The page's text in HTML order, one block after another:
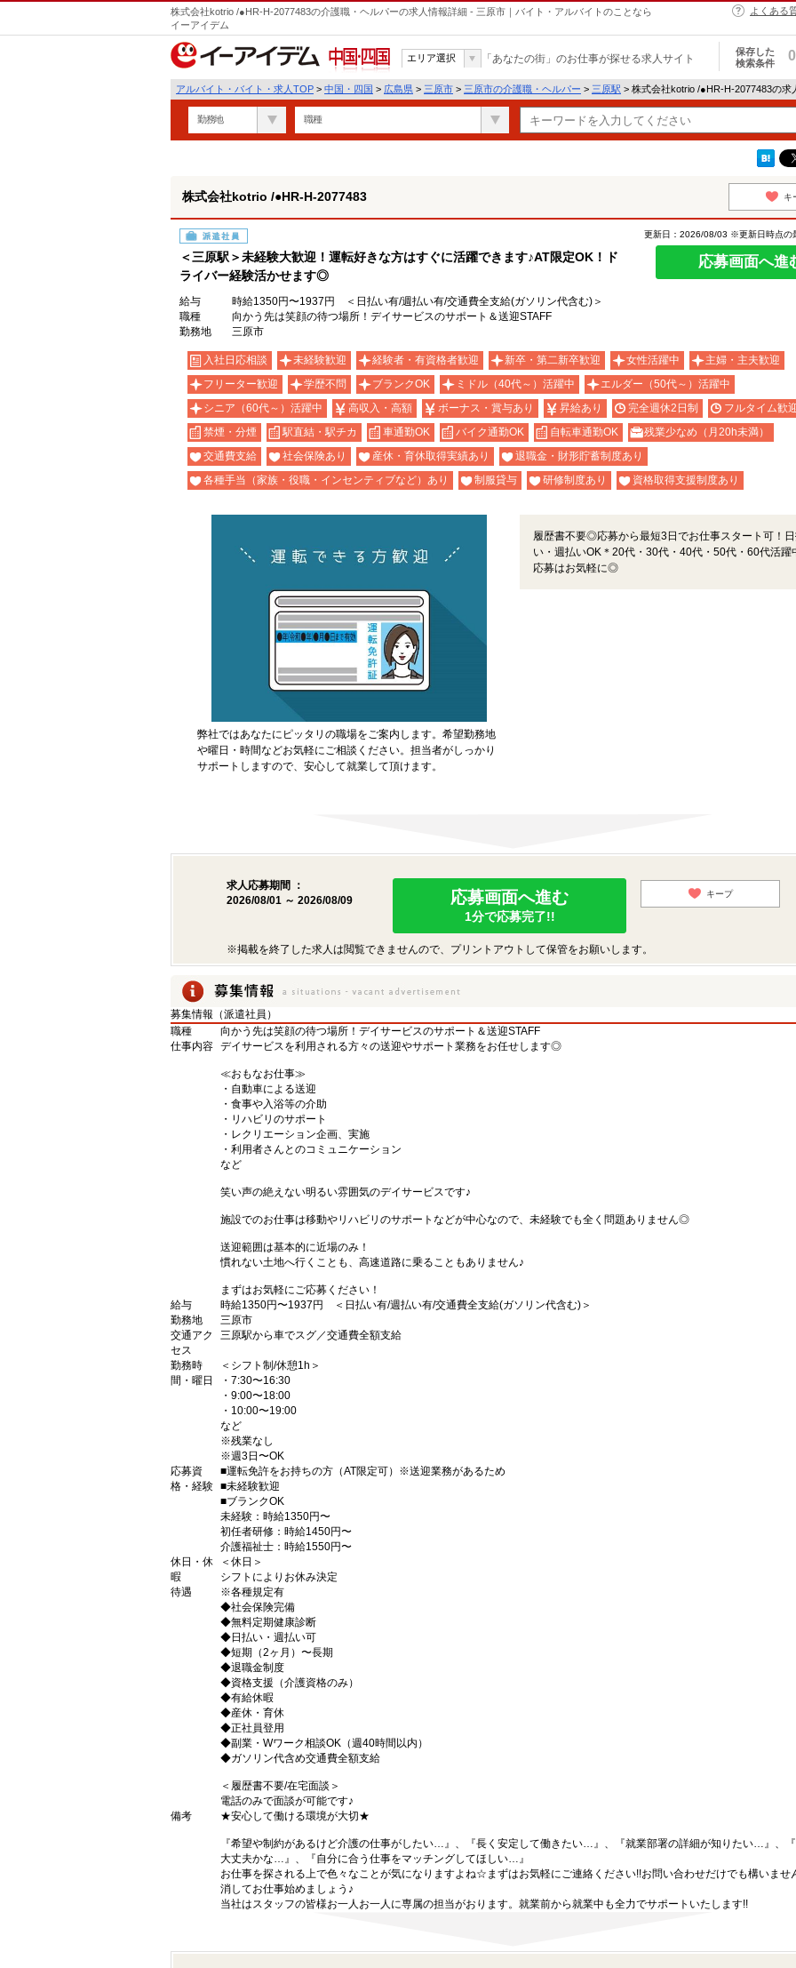
株式会社kotrio /●HR-H-2077483の介護職・ヘルパーの求人情報詳細 - 三原市｜バイト・アルバイトのことなら
イーアイデム
よくある
中国・四国
エリア選択 「あなたの街」のお仕事が探せる求人サイト
保存した
検索条件
0
アルバイト・バイト・求人TOP > 中国・四国 > 広島県 > 三原市 > 三原市の介護職・ヘルパー > 三原駅 > 株式会社kotrio /●HR-H-2077483の求
勤務地 職種
株式会社kotrio /●HR-H-2077483 キ
派遣社員
＜三原駅＞未経験大歓迎！運転好きな方はすぐに活躍できます♪AT限定OK！ド
ライバー経験活かせます◎
更新日：2026/08/03 ※更新日時点の
応募画面へ進
給与
時給1350円〜1937円 ＜日払い有/週払い有/交通費全支給(ガソリン代含む)＞
職種
向かう先は笑顔の待つ場所！デイサービスのサポート＆送迎STAFF
勤務地
三原市
入社日応相談 未経験歓迎 経験者・有資格者歓迎 新卒・第二新卒歓迎 女性活躍中
主婦・主夫歓迎
フリーター歓迎
学歴不問 ブランクOK ミドル（40代～）活躍中
エルダー（50代～）活躍中
シニア（60代～）活躍中
高収入・高額 ボーナス・賞与あり 昇給あり 完全週休2日制
フルタイム歓
禁煙・分煙
駅直結・駅チカ 車通勤OK バイク通勤OK 自転車通勤OK
残業少なめ（月20h未満）
交通費支給
社会保険あり 産休・育休取得実績あり
退職金・財形貯蓄制度あり
各種手当（家族・役職・インセンティブなど）あり
制服貸与 研修制度あり 資格取得支援制度あり
弊社ではあなたにピッタリの職場をご案内します。希望勤務地
や曜日・時間などお気軽にご相談ください。担当者がしっかり
サポートしますので、安心して就業して頂けます。
履歴書不要◎応募から最短3日でお仕事スタート可！
い・週払いOK＊20代・30代・40代・50代・60代活躍
応募はお気軽に◎
求人応募期間 ：
2026/08/01 ～ 2026/08/09
応募画面へ進む
1分で応募完了!!
キープ
※掲載を終了した求人は閲覧できませんので、プリントアウトして保管をお願いします。
募集情報（派遣社員）
職種
向かう先は笑顔の待つ場所！デイサービスのサポート＆送迎STAFF
仕事内容 デイサービスを利用される方々の送迎やサポート業務をお任せします◎
≪おもなお仕事≫
・自動車による送迎
・食事や入浴等の介助
・リハビリのサポート
・レクリエーション企画、実施
・利用者さんとのコミュニケーション
など
笑い声の絶えない明るい雰囲気のデイサービスです♪
施設でのお仕事は移動やリハビリのサポートなどが中心なので、未経験でも全く問題ありません◎
送迎範囲は基本的に近場のみ！
慣れない土地へ行くことも、高速道路に乗ることもありません♪
まずはお気軽にご応募ください！
給与
時給1350円〜1937円 ＜日払い有/週払い有/交通費全支給(ガソリン代含む)＞
勤務地
三原市
交通アク
セス
三原駅から車でスグ／交通費全額支給
勤務時
間・曜日
＜シフト制/休憩1h＞
・7:30〜16:30
・9:00〜18:00
・10:00〜19:00
など
※残業なし
※週3日〜OK
応募資
格・経験
■運転免許をお持ちの方（AT限定可）※送迎業務があるため
■未経験歓迎
■ブランクOK
未経験：時給1350円〜
初任者研修：時給1450円〜
介護福祉士：時給1550円〜
休日・休
暇
＜休日＞
シフトによりお休み決定
待遇
※各種規定有
◆社会保険完備
◆無料定期健康診断
◆日払い・週払い可
◆短期（2ヶ月）〜長期
◆退職金制度
◆資格支援（介護資格のみ）
◆有給休暇
◆産休・育休
◆正社員登用
◆副業・Wワーク相談OK（週40時間以内）
◆ガソリン代含め交通費全額支給
＜履歴書不要/在宅面談＞
電話のみで面談が可能です♪
備考
★安心して働ける環境が大切★
『希望や制約があるけど介護の仕事がしたい…』、『長く安定して働きたい…』、『就業部署の詳細が知りたい…』、
大丈夫かな…』、『自分に合う仕事をマッチングしてほしい…』
お仕事を探される上で色々なことが気になりますよね☆まずはお気軽にご連絡ください!!お問い合わせだけでも構いませ
消してお仕事始めましょう♪
当社はスタッフの皆様お一人お一人に専属の担当がおります。就業前から就業中も全力でサポートいたします!!